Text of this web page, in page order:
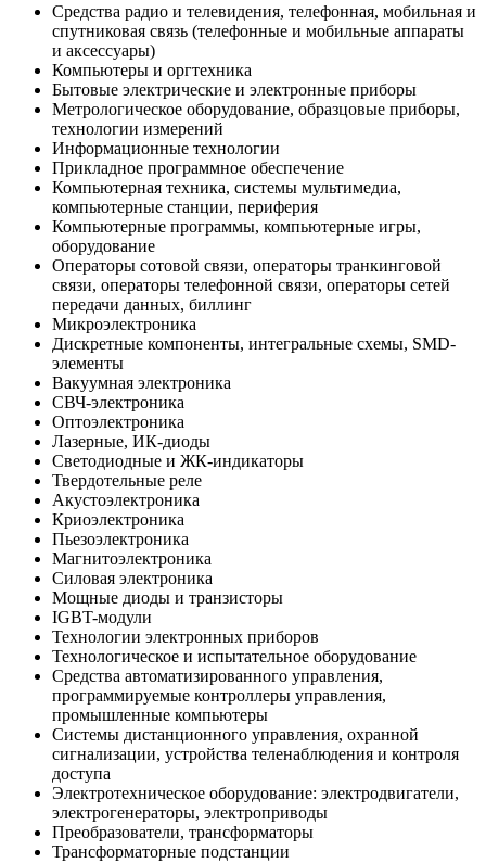
Средства радио и телевидения, телефонная, мобильная и
спутниковая связь (телефонные и мобильные аппараты
и аксессуары)
Компьютеры и оргтехника
Бытовые электрические и электронные приборы
Метрологическое оборудование, образцовые приборы,
технологии измерений
Информационные технологии
Прикладное программное обеспечение
Компьютерная техника, системы мультимедиа,
компьютерные станции, периферия
Компьютерные программы, компьютерные игры,
оборудование
Операторы сотовой связи, операторы транкинговой
связи, операторы телефонной связи, операторы сетей
передачи данных, биллинг
Микроэлектроника
Дискретные компоненты, интегральные схемы, SMD-
элементы
Вакуумная электроника
СВЧ-электроника
Оптоэлектроника
Лазерные, ИК-диоды
Светодиодные и ЖК-индикаторы
Твердотельные реле
Акустоэлектроника
Криоэлектроника
Пьезоэлектроника
Магнитоэлектроника
Силовая электроника
Мощные диоды и транзисторы
IGBT-модули
Технологии электронных приборов
Технологическое и испытательное оборудование
Средства автоматизированного управления,
программируемые контроллеры управления,
промышленные компьютеры
Системы дистанционного управления, охранной
сигнализации, устройства теленаблюдения и контроля
доступа
Электротехническое оборудование: электродвигатели,
электрогенераторы, электроприводы
Преобразователи, трансформаторы
Трансформаторные подстанции